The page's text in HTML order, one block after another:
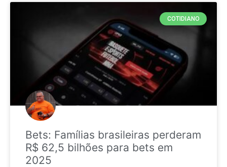
COTIDIANO
Bets: Famílias brasileiras perderam
R$ 62,5 bilhões para bets em
2025